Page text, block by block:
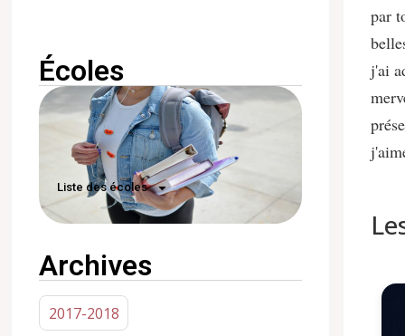
Écoles
Liste des écoles
Archives
2017-2018
par
j'ai